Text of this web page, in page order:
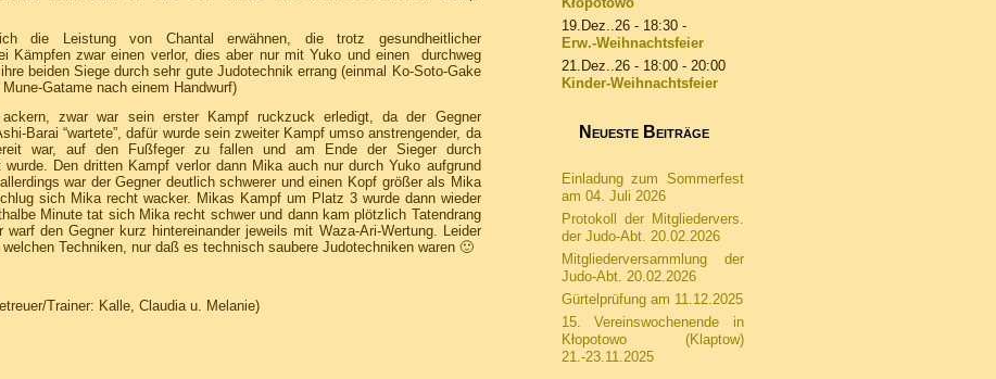
die Leistung von Chantal erwähnen, die trotz gesundheitlicher
Kämpfen zwar einen verlor, dies aber nur mit Yuko und einen durchweg
beiden Siege durch sehr gute Judotechnik errang (einmal Ko-Soto-Gake
Gatame nach einem Handwurf)
zwar war sein erster Kampf ruckzuck erledigt, da der Gegner
Barai “wartete”, dafür wurde sein zweiter Kampf umso anstrengender, da
war, auf den Fußfeger zu fallen und am Ende der Sieger durch
wurde. Den dritten Kampf verlor dann Mika auch nur durch Yuko aufgrund
war der Gegner deutlich schwerer und einen Kopf größer als Mika
sich Mika recht wacker. Mikas Kampf um Platz 3 wurde dann wieder
Minute tat sich Mika recht schwer und dann kam plötzlich Tatendrang
den Gegner kurz hintereinander jeweils mit Waza-Ari-Wertung. Leider
Techniken, nur daß es technisch saubere Judotechniken waren 🙂
Trainer: Kalle, Claudia u. Melanie)
19.Dez..26- 18:30 -
Erw.-Weihnachtsfeier
21.Dez..26- 18:00 - 20:00
Kinder-Weihnachtsfeier
Neueste Beiträge
Einladung zum Sommerfest
am 04. Juli 2026
Protokoll der Mitgliedervers.
der Judo-Abt. 20.02.2026
Mitgliederversammlung der
Judo-Abt. 20.02.2026
Gürtelprüfung am 11.12.2025
15. Vereinswochenende in
Kłopotowo (Klaptow)
21.-23.11.2025